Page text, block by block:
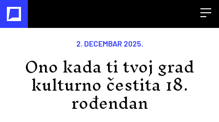
2. DECEMBAR 2025.
Ono kada ti tvoj grad
kulturno čestita 18.
rođendan